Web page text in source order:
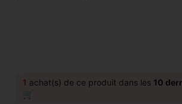
1 achat(s) de ce produit dans les 10
🛒